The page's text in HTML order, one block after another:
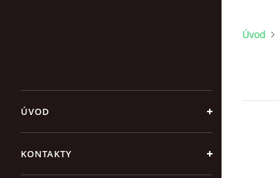
ÚVOD
KONTAKTY
Úvod